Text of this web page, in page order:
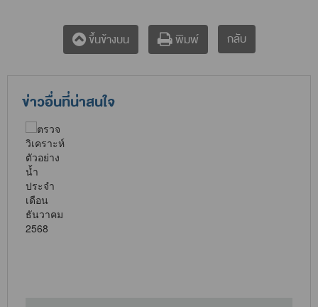
ขึ้นข้างบน พิมพ์ กลับ
ข่าวอื่นที่น่าสนใจ